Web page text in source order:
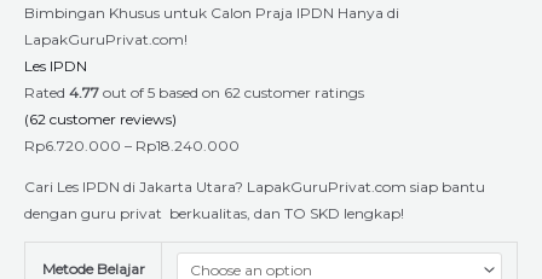
Bimbingan Khusus untuk Calon Praja IPDN Hanya di
LapakGuruPrivat.com!
Les IPDN
Rated 4.77 out of 5 based on 62 customer ratings
(62 customer reviews)
Rp6.720.000 – Rp18.240.000
Cari Les IPDN di Jakarta Utara? LapakGuruPrivat.com siap bantu
dengan guru privat berkualitas, dan TO SKD lengkap!
Metode Belajar